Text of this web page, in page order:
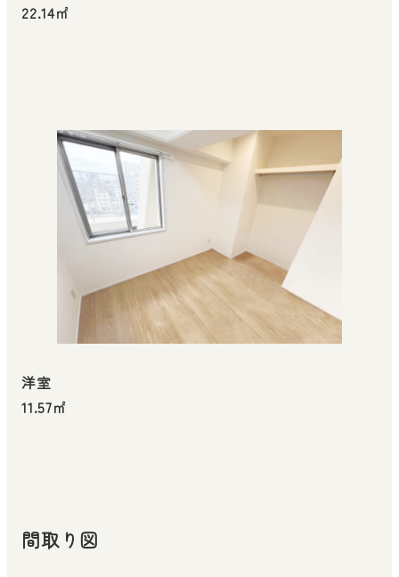
22.14㎡
洋室
11.57㎡
間取り図